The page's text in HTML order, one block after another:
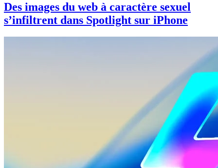
Des images du web à caractère sexuel
s’infiltrent dans Spotlight sur iPhone